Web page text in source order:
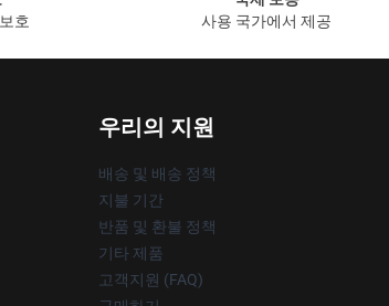
호
사용 국가에서 제공
우리의 지원
배송 및 배송 정책
지불 기간
반품 및 환불 정책
기타 제품
고객지원 (FAQ)